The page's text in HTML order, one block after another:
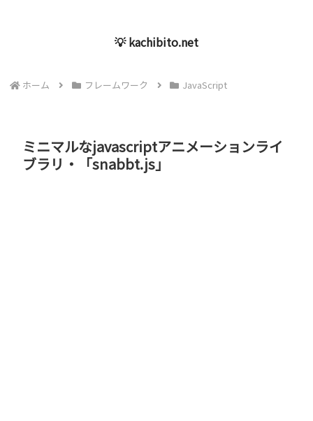
💡 kachibito.net
ホーム フレームワーク JavaScript
ミニマルなjavascriptアニメーションライ
ブラリ・「snabbt.js」